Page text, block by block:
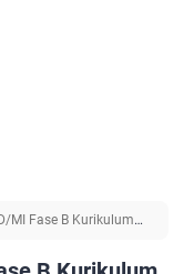
MI Fase B Kurikulum